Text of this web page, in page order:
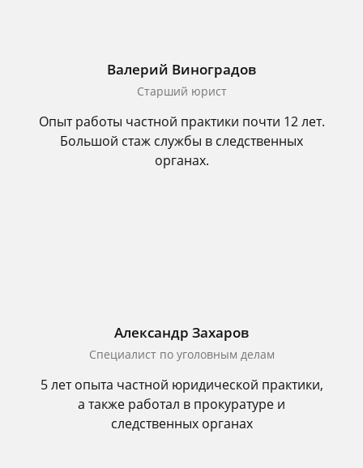
Валерий Виноградов
Старший юрист
Опыт работы частной практики почти 12 лет.
Большой стаж службы в следственных
органах.
Александр Захаров
Специалист по уголовным делам
5 лет опыта частной юридической практики,
а также работал в прокуратуре и
следственных органах